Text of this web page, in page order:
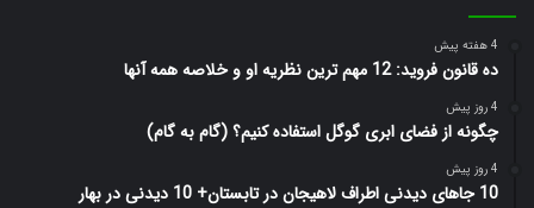
4 هفته پیش
ده قانون فروید: 12 مهم ترین نظریه او و خلاصه همه آنها
4 روز پیش
چگونه از فضای ابری گوگل استفاده کنیم؟ (گام به گام)
4 روز پیش
10 جاهای دیدنی اطراف لاهیجان در تابستان+ 10 دیدنی در بهار